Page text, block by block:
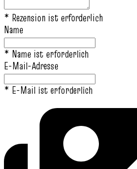
* Rezension ist erforderlich
Name
* Name ist erforderlich
E-Mail-Adresse
* E-Mail ist erforderlich